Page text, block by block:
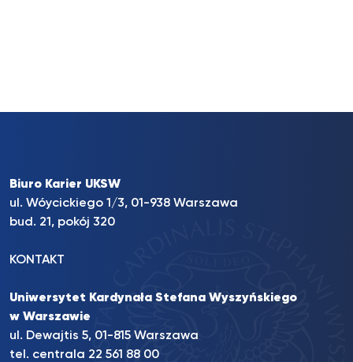
Biuro Karier UKSW
ul. Wóycickiego 1/3, 01-938 Warszawa
bud. 21, pokój 320
KONTAKT
Uniwersytet Kardynała Stefana Wyszyńskiego
w Warszawie
ul. Dewajtis 5, 01-815 Warszawa
tel. centrala 22 561 88 00